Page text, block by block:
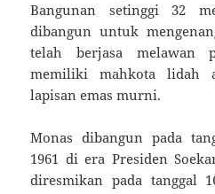
Bangunan setinggi 32
dibangun untuk
telah berjasa melawan
memiliki mahkota lidah
lapisan emas murni.
Monas dibangun pada
1961 di era Presiden
diresmikan pada tanggal